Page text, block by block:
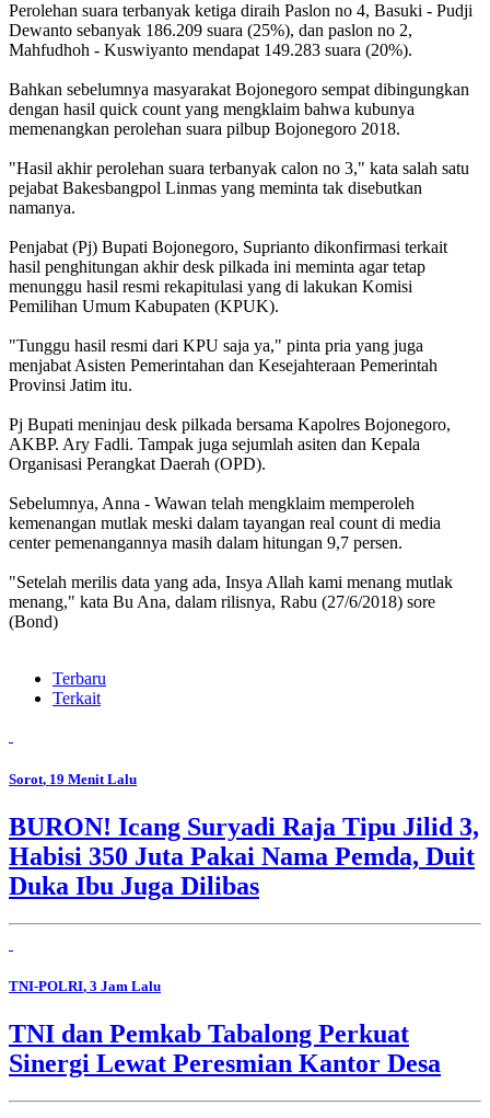
Perolehan suara terbanyak ketiga diraih Paslon no 4, Basuki - Pudji
Dewanto sebanyak 186.209 suara (25%), dan paslon no 2,
Mahfudhoh - Kuswiyanto mendapat 149.283 suara (20%).
Bahkan sebelumnya masyarakat Bojonegoro sempat dibingungkan
dengan hasil quick count yang mengklaim bahwa kubunya
memenangkan perolehan suara pilbup Bojonegoro 2018.
"Hasil akhir perolehan suara terbanyak calon no 3," kata salah satu
pejabat Bakesbangpol Linmas yang meminta tak disebutkan
namanya.
Penjabat (Pj) Bupati Bojonegoro, Suprianto dikonfirmasi terkait
hasil penghitungan akhir desk pilkada ini meminta agar tetap
menunggu hasil resmi rekapitulasi yang di lakukan Komisi
Pemilihan Umum Kabupaten (KPUK).
"Tunggu hasil resmi dari KPU saja ya," pinta pria yang juga
menjabat Asisten Pemerintahan dan Kesejahteraan Pemerintah
Provinsi Jatim itu.
Pj Bupati meninjau desk pilkada bersama Kapolres Bojonegoro,
AKBP. Ary Fadli. Tampak juga sejumlah asiten dan Kepala
Organisasi Perangkat Daerah (OPD).
Sebelumnya, Anna - Wawan telah mengklaim memperoleh
kemenangan mutlak meski dalam tayangan real count di media
center pemenangannya masih dalam hitungan 9,7 persen.
"Setelah merilis data yang ada, Insya Allah kami menang mutlak
menang," kata Bu Ana, dalam rilisnya, Rabu (27/6/2018) sore
(Bond)
Terbaru
Terkait
Sorot, 19 Menit Lalu
BURON! Icang Suryadi Raja Tipu Jilid 3,
Habisi 350 Juta Pakai Nama Pemda, Duit
Duka Ibu Juga Dilibas
TNI-POLRI, 3 Jam Lalu
TNI dan Pemkab Tabalong Perkuat
Sinergi Lewat Peresmian Kantor Desa